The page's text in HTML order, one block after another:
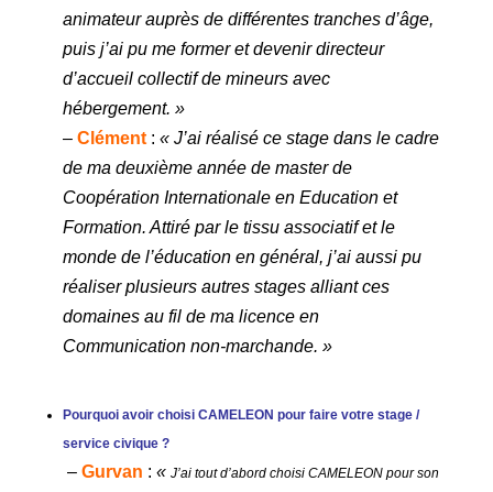
animateur auprès de différentes tranches d’âge,
puis j’ai pu me former et devenir directeur
d’accueil collectif de mineurs avec
hébergement. »
– Clément : « J’ai réalisé ce stage dans le cadre
de ma deuxième année de master de
Coopération Internationale en Education et
Formation. Attiré par le tissu associatif et le
monde de l’éducation en général, j’ai aussi pu
réaliser plusieurs autres stages alliant ces
domaines au fil de ma licence en
Communication non-marchande. »
Pourquoi avoir choisi CAMELEON pour faire votre stage /
service civique ?
– Gurvan : « J’ai tout d’abord choisi CAMELEON pour son